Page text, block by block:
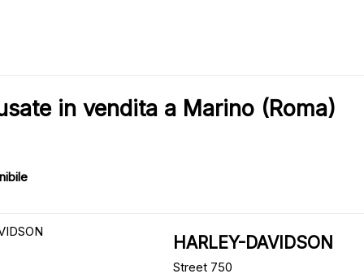
in vendita a Marino (Roma)
HARLEY-DAVIDSON
Street 750